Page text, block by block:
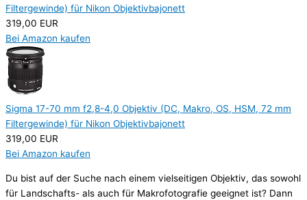
Filtergewinde) für Nikon Objektivbajonett
319,00 EUR
Bei Amazon kaufen
Sigma 17-70 mm f2,8-4,0 Objektiv (DC, Makro, OS, HSM, 72 mm
Filtergewinde) für Nikon Objektivbajonett
319,00 EUR
Bei Amazon kaufen
Du bist auf der Suche nach einem vielseitigen Objektiv, das sowohl
für Landschafts- als auch für Makrofotografie geeignet ist? Dann